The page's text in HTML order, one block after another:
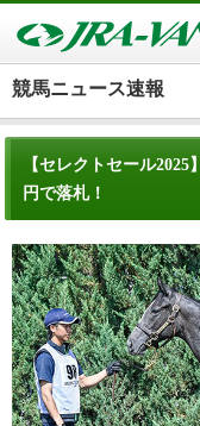
競馬ニュース速報
【セレクトセール
円で落札！